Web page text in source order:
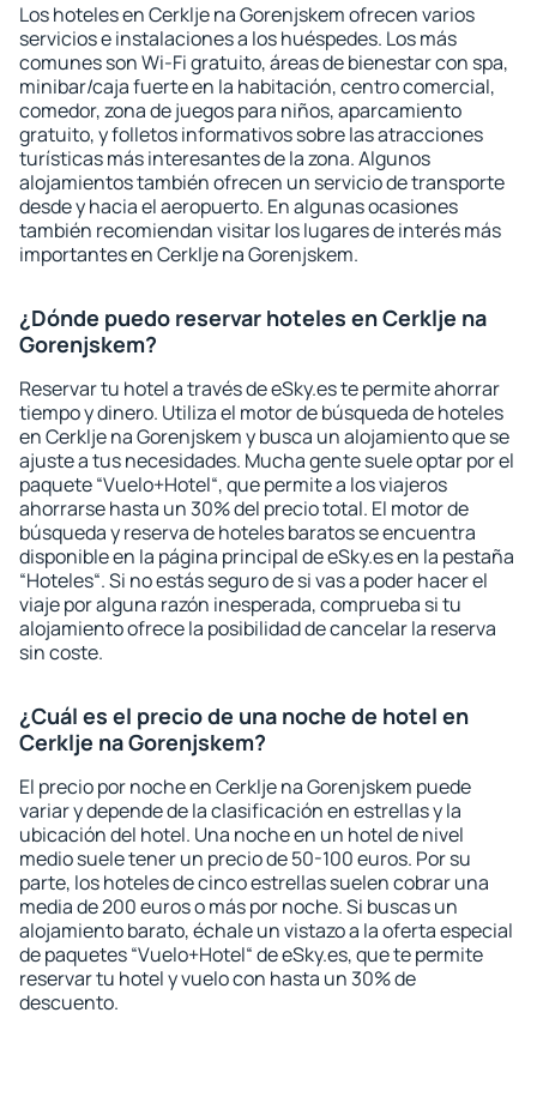
Los hoteles en Cerklje na Gorenjskem ofrecen varios
servicios e instalaciones a los huéspedes. Los más
comunes son Wi-Fi gratuito, áreas de bienestar con spa,
minibar/caja fuerte en la habitación, centro comercial,
comedor, zona de juegos para niños, aparcamiento
gratuito, y folletos informativos sobre las atracciones
turísticas más interesantes de la zona. Algunos
alojamientos también ofrecen un servicio de transporte
desde y hacia el aeropuerto. En algunas ocasiones
también recomiendan visitar los lugares de interés más
importantes en Cerklje na Gorenjskem.
¿Dónde puedo reservar hoteles en Cerklje na
Gorenjskem?
Reservar tu hotel a través de eSky.es te permite ahorrar
tiempo y dinero. Utiliza el motor de búsqueda de hoteles
en Cerklje na Gorenjskem y busca un alojamiento que se
ajuste a tus necesidades. Mucha gente suele optar por el
paquete “Vuelo+Hotel“, que permite a los viajeros
ahorrarse hasta un 30% del precio total. El motor de
búsqueda y reserva de hoteles baratos se encuentra
disponible en la página principal de eSky.es en la pestaña
“Hoteles“. Si no estás seguro de si vas a poder hacer el
viaje por alguna razón inesperada, comprueba si tu
alojamiento ofrece la posibilidad de cancelar la reserva
sin coste.
¿Cuál es el precio de una noche de hotel en
Cerklje na Gorenjskem?
El precio por noche en Cerklje na Gorenjskem puede
variar y depende de la clasificación en estrellas y la
ubicación del hotel. Una noche en un hotel de nivel
medio suele tener un precio de 50-100 euros. Por su
parte, los hoteles de cinco estrellas suelen cobrar una
media de 200 euros o más por noche. Si buscas un
alojamiento barato, échale un vistazo a la oferta especial
de paquetes “Vuelo+Hotel“ de eSky.es, que te permite
reservar tu hotel y vuelo con hasta un 30% de
descuento.